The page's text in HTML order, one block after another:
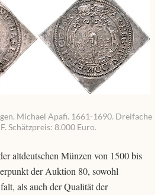
Michael Apafi. 1661-1690. Dreifache
Schätzpreis: 8.000 Euro.
altdeutschen Münzen von 1500 bis
der Auktion 80, sowohl
als auch der Qualität der